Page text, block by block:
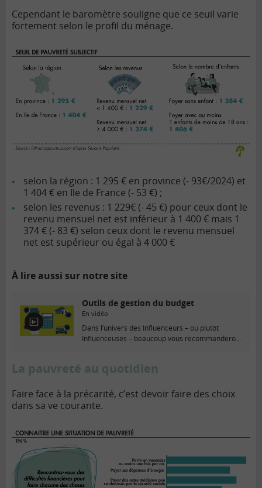
Cependant le baromètre souligne que ce seuil varie
fortement selon le profil du ménage.
selon la région : 1 295 € en province (- 93€/2024) et
1 404 € en Ile de France (- 53 €) ;
selon les revenus : 1 229€ (- 45 €) pour ceux dont le
revenu mensuel net est inférieur à 1 400 € mais 1
374 € (- 83 €) selon ceux dont le revenu mensuel
net est supérieur ou égal à 4 000 €
À lire aussi sur notre site
E
n
d
o
Outils de gestion du budget
En vidéo
Dans l’univers des Influenceurs – ou plutôt
Influenceuses – beaucoup vous recommanderont
La pauvreté au quotidien
Faire face à la précarité, c’est devoir faire des choix
dans sa ve courante.